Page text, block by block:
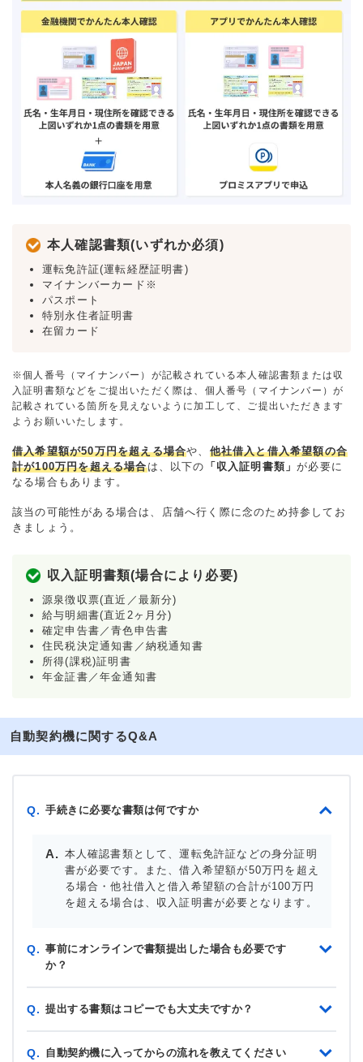
本人確認書類(いずれか必須)
運転免許証(運転経歴証明書)
マイナンバーカード※
パスポート
特別永住者証明書
在留カード
※個人番号（マイナンバー）が記載されている本人確認書類または収
入証明書類などをご提出いただく際は、個人番号（マイナンバー）が
記載されている箇所を見えないように加工して、ご提出いただきます
ようお願いいたします。
借入希望額が50万円を超える場合や、 他社借入と借入希望額の合
計が100万円を超える場合は、以下の 「収入証明書類」が必要に
なる場合もあります。
該当の可能性がある場合は、店舗へ行く際に念のため持参してお
きましょう。
収入証明書類(場合により必要)
源泉徴収票(直近／最新分)
給与明細書(直近2ヶ月分)
確定申告書／青色申告書
住民税決定通知書／納税通知書
所得(課税)証明書
年金証書／年金通知書
自動契約機に関するQ&A
Q. 手続きに必要な書類は何ですか
本人確認書類として、運転免許証などの身分証明
書が必要です。また、借入希望額が50万円を超え
る場合・他社借入と借入希望額の合計が100万円
を超える場合は、収入証明書が必要となります。
Q. 事前にオンラインで書類提出した場合も必要です
か？
Q. 提出する書類はコピーでも大丈夫ですか？
Q. 自動契約機に入ってからの流れを教えてください